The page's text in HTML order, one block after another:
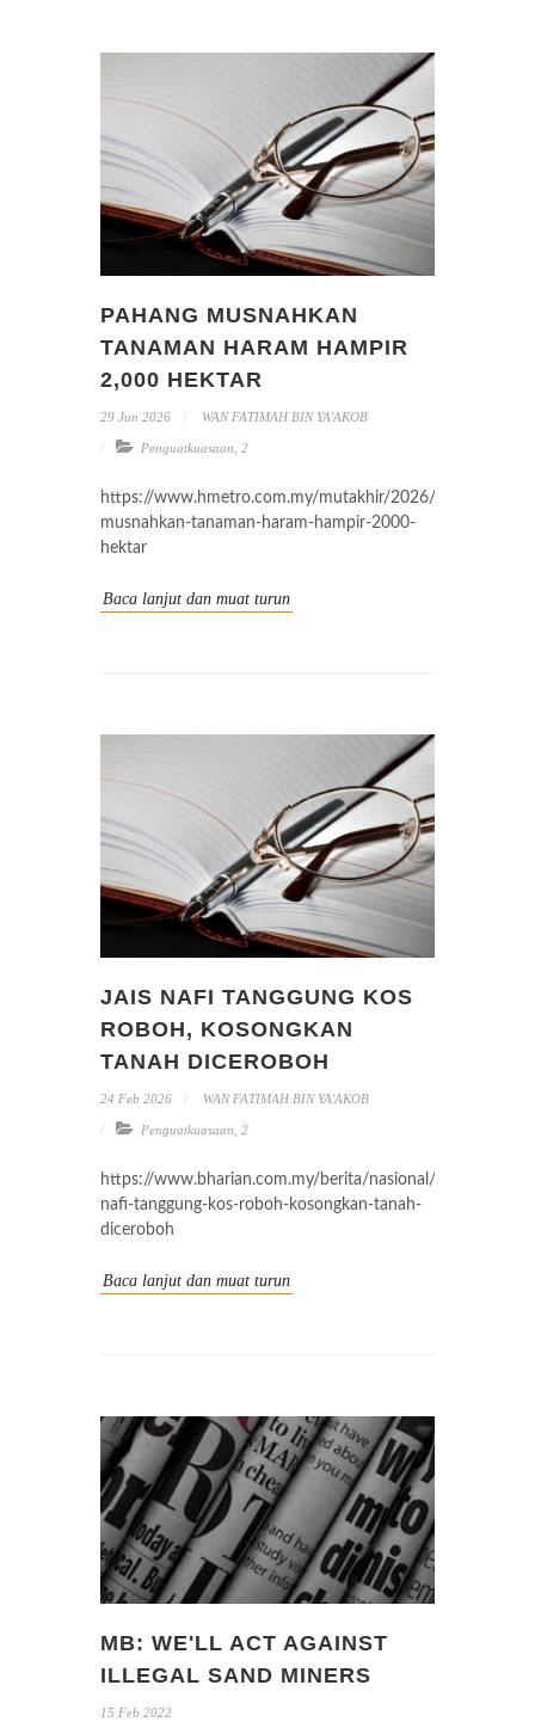
PAHANG MUSNAHKAN
TANAMAN HARAM HAMPIR
2,000 HEKTAR
29 Jun 2026 WAN FATIMAH BIN YA'AKOB
Penguatkuasaan 2
https://www.hmetro.com.my/mutakhir/2026/05/
musnahkan-tanaman-haram-hampir-2000-
hektar
Baca lanjut dan muat turun
JAIS NAFI TANGGUNG KOS
ROBOH, KOSONGKAN
TANAH DICEROBOH
24 Feb 2026 WAN FATIMAH BIN YA'AKOB
Penguatkuasaan 2
https://www.bharian.com.my/berita/nasional/2026/01/
nafi-tanggung-kos-roboh-kosongkan-tanah-
diceroboh
Baca lanjut dan muat turun
MB: WE'LL ACT AGAINST
ILLEGAL SAND MINERS
15 Feb 2022